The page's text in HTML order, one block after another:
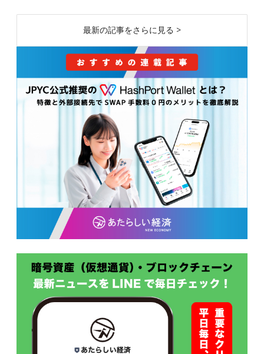
最新の記事をさらに見る >